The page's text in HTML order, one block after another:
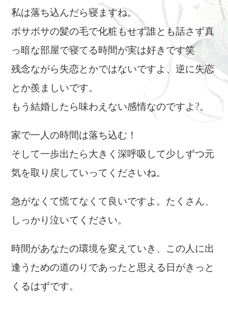
私は落ち込んだら寝ますね。
ボサボサの髪の毛で化粧もせず誰とも話さず真
っ暗な部屋で寝てる時間が実は好きです笑
残念ながら失恋とかではないですよ、逆に失恋
とか羨ましいです。
もう結婚したら味わえない感情なのですよ?。
家で一人の時間は落ち込む！
そして一歩出たら大きく深呼吸して少しずつ元
気を取り戻していってくださいね。
急がなくて慌てなくて良いですよ。たくさん、
しっかり泣いてください。
時間があなたの環境を変えていき、この人に出
逢うための道のりであったと思える日がきっと
くるはずです。